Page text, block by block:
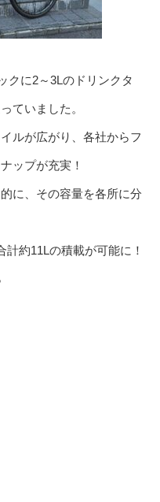
クに2～3Lのドリンクタ
ていました。
ルが広がり、各社からフ
ップが充実！
に、その容量を各所に分
約11Lの積載が可能に！